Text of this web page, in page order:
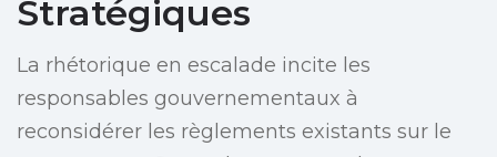
Stratégiques
La rhétorique en escalade incite les
responsables gouvernementaux à
reconsidérer les règlements existants sur le